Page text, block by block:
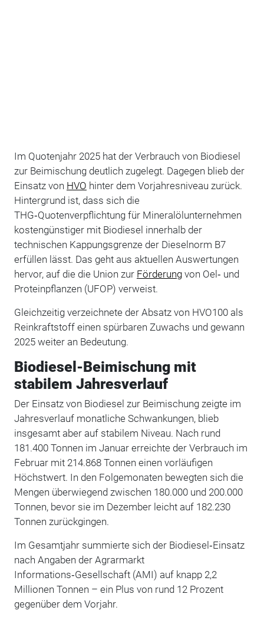
Im Quotenjahr 2025 hat der Verbrauch von Biodiesel
zur Beimischung deutlich zugelegt. Dagegen blieb der
Einsatz von HVO hinter dem Vorjahresniveau zurück.
Hintergrund ist, dass sich die
THG‑Quotenverpflichtung für Mineralölunternehmen
kostengünstiger mit Biodiesel innerhalb der
technischen Kappungsgrenze der Dieselnorm B7
erfüllen lässt. Das geht aus aktuellen Auswertungen
hervor, auf die die Union zur Förderungvon Oel‑ und
Proteinpflanzen (UFOP) verweist.
Gleichzeitig verzeichnete der Absatz von HVO100 als
Reinkraftstoff einen spürbaren Zuwachs und gewann
2025 weiter an Bedeutung.
Biodiesel-Beimischung mit
stabilem Jahresverlauf
Der Einsatz von Biodiesel zur Beimischung zeigte im
Jahresverlauf monatliche Schwankungen, blieb
insgesamt aber auf stabilem Niveau. Nach rund
181.400 Tonnen im Januar erreichte der Verbrauch im
Februar mit 214.868 Tonnen einen vorläufigen
Höchstwert. In den Folgemonaten bewegten sich die
Mengen überwiegend zwischen 180.000 und 200.000
Tonnen, bevor sie im Dezember leicht auf 182.230
Tonnen zurückgingen.
Im Gesamtjahr summierte sich der Biodiesel‑Einsatz
nach Angaben der Agrarmarkt
Informations‑Gesellschaft (AMI) auf knapp 2,2
Millionen Tonnen – ein Plus von rund 12 Prozent
gegenüber dem Vorjahr.